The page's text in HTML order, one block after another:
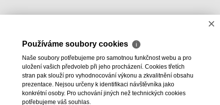
×
Používáme soubory cookies ℹ
Naše soubory potřebujeme pro samotnou funkčnost webu a pro
uložení vašich předvoleb při jeho procházení. Cookies třetích
stran pak slouží pro vyhodnocování výkonu a zkvalitnění obsahu
prezentace. Nejsou určeny k identifikaci návštěvníka jako
konkrétní osoby. Pro uchování jiných než technických cookies
potřebujeme váš souhlas.